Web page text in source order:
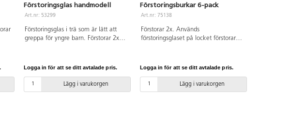
Förstoringsglas handmodell
Art.nr: 53299
Förstoringsglas i trä som är lätt att
greppa för yngre barn. Förstorar 2x
Logga in för att se ditt avtalade pris.
Lägg i varukorgen
Förstoringsburkar 6-pack
Art.nr: 75138
Förstorar 2x. Används
förstoringsglaset på locket förstorar
Gröna och röda delar av ABS. PVC-fri.
Logga in för att se ditt avtalade pris.
Lägg i varukorgen